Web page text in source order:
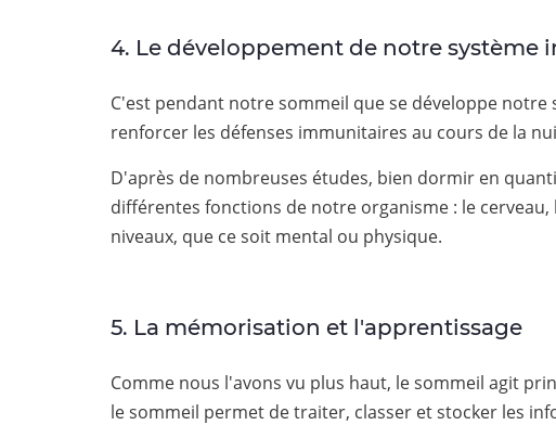
4. Le développement de notre système
C'est pendant notre sommeil que se développe
renforcer les défenses immunitaires au cours de la
D'après de nombreuses études, bien dormir en
différentes fonctions de notre organisme : le
niveaux, que ce soit mental ou physique.
5. La mémorisation et l'apprentissage
Comme nous l'avons vu plus haut, le sommeil agit
le sommeil permet de traiter, classer et stocker les